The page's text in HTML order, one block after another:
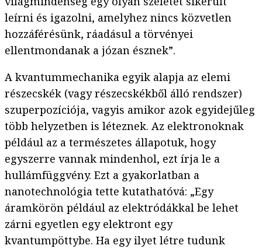
leírni és igazolni, amelyhez nincs közvetlen
hozzáférésünk, ráadásul a törvényei
ellentmondanak a józan észnek”.
A kvantummechanika egyik alapja az elemi
részecskék (vagy részecskékből álló rendszer)
szuperpozíciója, vagyis amikor azok egyidejűleg
több helyzetben is léteznek. Az elektronoknak
például az a természetes állapotuk, hogy
egyszerre vannak mindenhol, ezt írja le a
hullámfüggvény. Ezt a gyakorlatban a
nanotechnológia tette kutathatóvá: „Egy
áramkörön például az elektródákkal be lehet
zárni egyetlen egy elektront egy
kvantumpöttybe. Ha egy ilyet létre tudunk